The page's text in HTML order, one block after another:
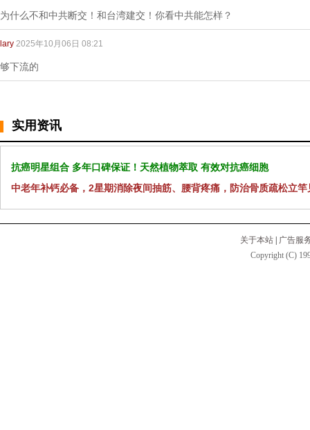
为什么不和中共断交！和台湾建交！你看中共能怎样？
lary 2025年10月06日 08:21
够下流的
实用资讯
抗癌明星组合 多年口碑保证！天然植物萃取 有效对抗癌细胞
中老年补钙必备，2星期消除夜间抽筋、腰背疼痛，防治骨质疏松立竿
关于本站
广告服
Copyright (C)